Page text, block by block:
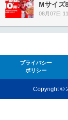
Mサイズ
08月07日
プライバシー
ポリシー
Copyright ©